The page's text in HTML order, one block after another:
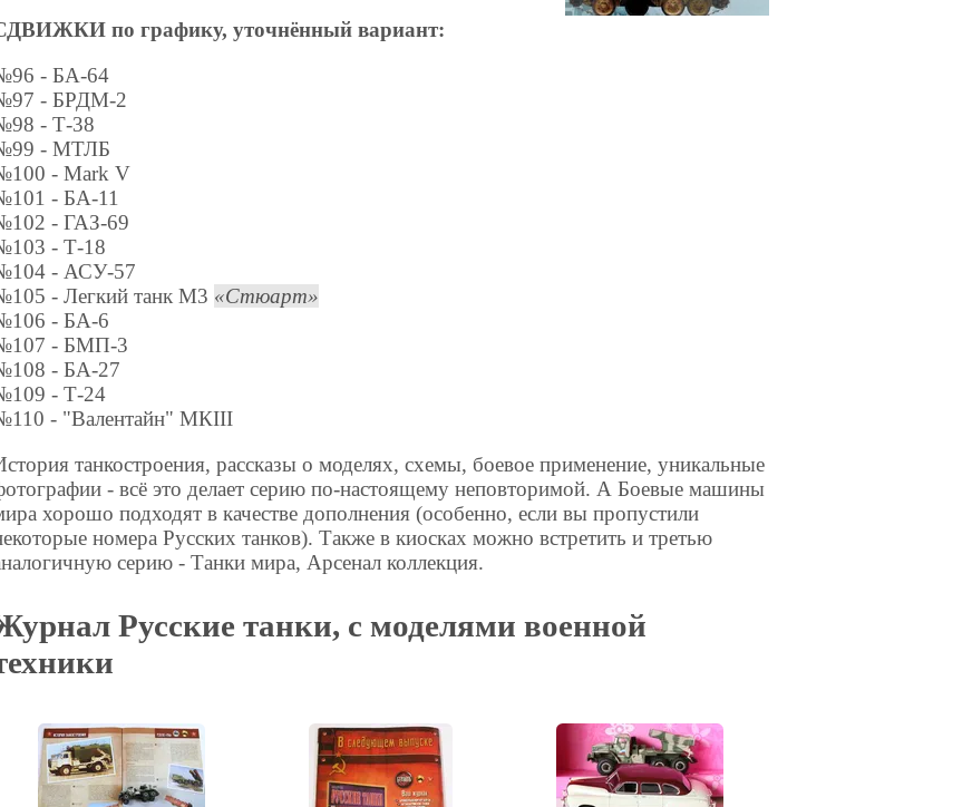
по графику, уточнённый вариант:
- БА-64
- БРДМ-2
- Т-38
- МТЛБ
- Mark V
- БА-11
- ГАЗ-69
- Т-18
- АСУ-57
- Легкий танк М3
Стюарт
- БА-6
- БМП-3
- БА-27
- Т-24
- "Валентайн" МКIII
танкостроения, рассказы о моделях, схемы, боевое применение, уникальные
- всё это делает серию по-настоящему неповторимой. А Боевые машины
хорошо подходят в качестве дополнения (особенно, если вы пропустили
номера Русских танков). Также в киосках можно встретить и третью
серию - Танки мира, Арсенал коллекция.
Русские танки, с моделями военной